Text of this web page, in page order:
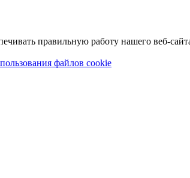
правильную работу нашего веб-
файлов cookie